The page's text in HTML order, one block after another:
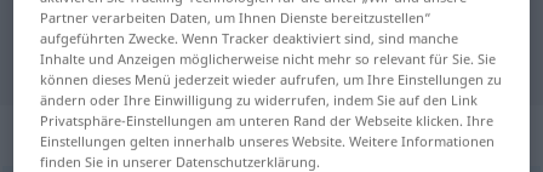
"bibelot" Deutsch Übersetzung
„bibelot“: masculin
Partner verarbeiten Daten, um Ihnen Dienste bereitzustellen“
aufgeführten Zwecke. Wenn Tracker deaktiviert sind, sind manche
Inhalte und Anzeigen möglicherweise nicht mehr so relevant für Sie. Sie
können dieses Menü jederzeit wieder aufrufen, um Ihre Einstellungen zu
ändern oder Ihre Einwilligung zu widerrufen, indem Sie auf den Link
Privatsphäre-Einstellungen am unteren Rand der Webseite klicken. Ihre
Einstellungen gelten innerhalb unseres Website. Weitere Informationen
finden Sie in unserer Datenschutzerklärung.